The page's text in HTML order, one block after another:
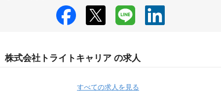
株式会社トライトキャリア の求人
すべての求人を見る